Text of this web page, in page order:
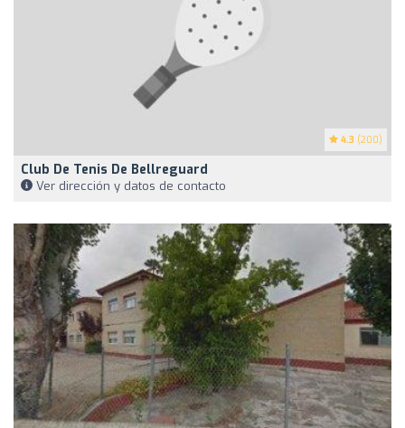
4.3 (200)
Club De Tenis De Bellreguard
Ver dirección y datos de contacto